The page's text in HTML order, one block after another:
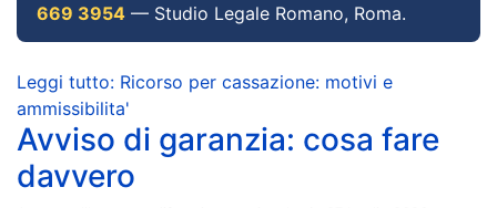
669 3954 — Studio Legale Romano, Roma.
Leggi tutto: Ricorso per cassazione: motivi e
ammissibilita'
Avviso di garanzia: cosa fare
davvero